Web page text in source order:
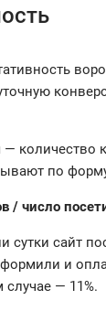
количество
по
/ число
сутки сайт
и
случае — 11%.